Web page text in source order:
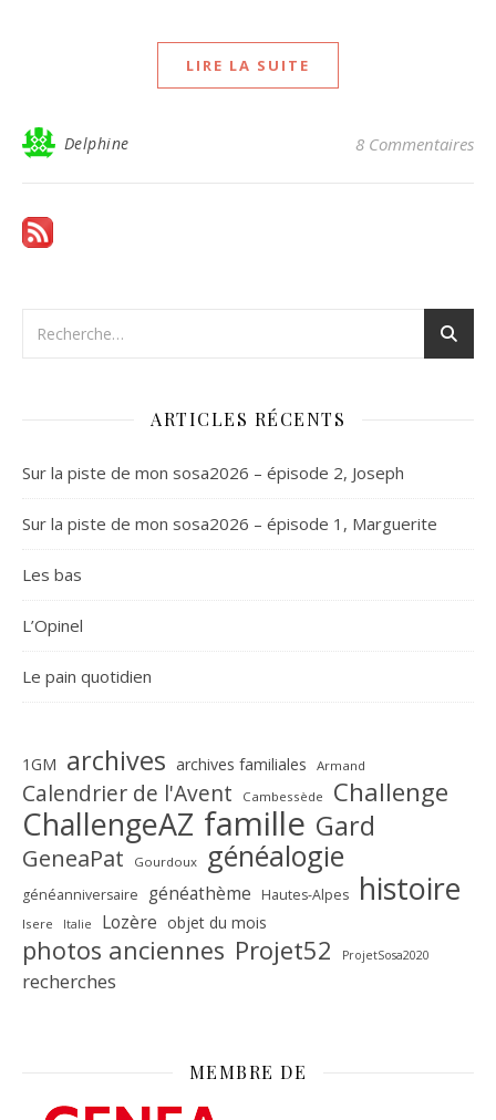
LIRE LA SUITE
Delphine 8 Commentaires
ARTICLES RÉCENTS
Sur la piste de mon sosa2026 – épisode 2, Joseph
Sur la piste de mon sosa2026 – épisode 1, Marguerite
Les bas
L’Opinel
Le pain quotidien
1GM archives archives familiales Armand
Calendrier de l'Avent Cambessède Challenge
ChallengeAZ famille Gard
GeneaPat Gourdoux généalogie
généanniversaire généathème Hautes-Alpes histoire
Isere Italie Lozère objet du mois
photos anciennes Projet52 ProjetSosa2020
recherches
MEMBRE DE